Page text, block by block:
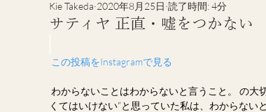
サティヤ 正直・嘘をつかない
Kie Takeda 2020年8月25日 読了時間: 4分
この投稿をInstagramで見る
わからないことはわからないと言うこと。 の大
くてはいけない”と思っていた私は、わからな